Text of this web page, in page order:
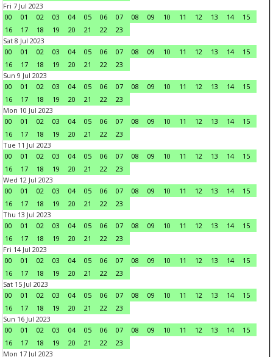
Fri 7 Jul 2023
00
01 02 03 04 05 06 07 08 09 10 11 12 13 14
15
16
17 18 19 20 21 22
23
Sat 8 Jul 2023
00
01 02 03 04 05 06 07 08 09 10 11 12 13 14
15
16
17 18 19 20 21 22
23
Sun 9 Jul 2023
00
01 02 03 04 05 06 07 08 09 10 11 12 13 14
15
16
17 18 19 20 21 22
23
Mon 10 Jul 2023
00
01 02 03 04 05 06 07 08 09 10 11 12 13 14
15
16
17 18 19 20 21 22
23
Tue 11 Jul 2023
00
01 02 03 04 05 06 07 08 09 10 11 12 13 14
15
16
17 18 19 20 21 22
23
Wed 12 Jul 2023
00
01 02 03 04 05 06 07 08 09 10 11 12 13 14
15
16
17 18 19 20 21 22
23
Thu 13 Jul 2023
00
01 02 03 04 05 06 07 08 09 10 11 12 13 14
15
16
17 18 19 20 21 22
23
Fri 14 Jul 2023
00
01 02 03 04 05 06 07 08 09 10 11 12 13 14
15
16
17 18 19 20 21 22
23
Sat 15 Jul 2023
00
01 02 03 04 05 06 07 08 09 10 11 12 13 14
15
16
17 18 19 20 21 22
23
Sun 16 Jul 2023
00
01 02 03 04 05 06 07 08 09 10 11 12 13 14
15
16
17 18 19 20 21 22
23
Mon 17 Jul 2023